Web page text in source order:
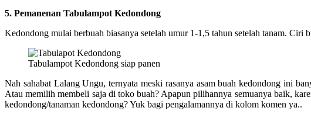
5. Pemanenan Tabulampot Kedondong
Kedondong mulai berbuah biasanya setelah umur 1-1,5 tahun setelah tanam.
Tabulampot Kedondong siap panen
Nah sahabat Lalang Ungu, ternyata meski rasanya asam buah kedondong ini
Atau memilih membeli saja di toko buah? Apapun pilihannya semuanya baik,
kedondong/tanaman kedondong? Yuk bagi pengalamannya di kolom komen ya..